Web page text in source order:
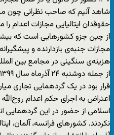
شاهد آنیم که صاحب نظرانی چون
حقوقدان ایتالیایی مجازات اعدام
از چین جزو کشورهایی است که
مجازات جنبه‌ی بازدارنده و
هزینه‌ی سنگینی در مجامع بین
قرار بود در یک گردهمایی تجاری
اعتراض به اجرای حکم اعدام
اسلامی از حضور در این گردهمایی